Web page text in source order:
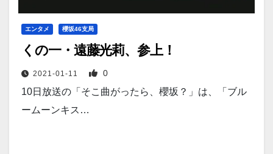
エンタメ 櫻坂46支局
くの一・遠藤光莉、参上！
2021-01-11 0
10日放送の「そこ曲がったら、櫻坂？」は、「ブル
ームーンキス…